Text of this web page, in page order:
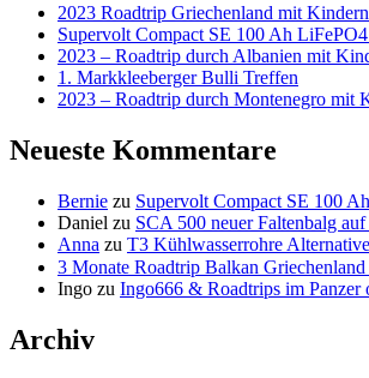
2023 Roadtrip Griechenland mit
Supervolt Compact SE 100 Ah
2023 – Roadtrip durch Albanien mit
1. Markkleeberger Bulli Treffen
2023 – Roadtrip durch Montenegro mit
Neueste Kommentare
Bernie zu Supervolt Compact SE 100
Daniel zu SCA 500 neuer Faltenbalg
Anna zu T3 Kühlwasserrohre
3 Monate Roadtrip Balkan
Ingo zu Ingo666 & Roadtrips im Panzer
Archiv